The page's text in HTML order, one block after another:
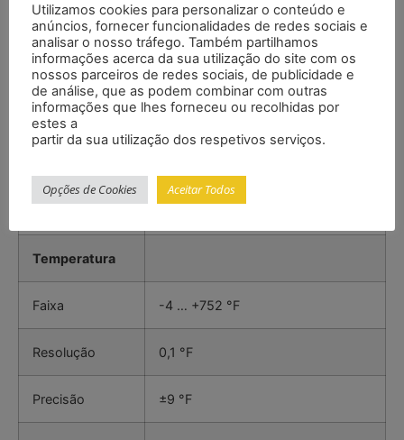
Temperatura
Faixa 0 … 400 °C
Resolução 0,1 °C
Precisão ±5 °C ou ±5 %
Temperatura
Faixa -4 … +752 °F
Resolução 0,1 °F
Precisão ±9 °F
Utilizamos cookies para personalizar o conteúdo e
anúncios, fornecer funcionalidades de redes sociais e
analisar o nosso tráfego. Também partilhamos
informações acerca da sua utilização do site com os
nossos parceiros de redes sociais, de publicidade e
de análise, que as podem combinar com outras
informações que lhes forneceu ou recolhidas por
estes a
partir da sua utilização dos respetivos serviços.
Opções de Cookies Aceitar Todos